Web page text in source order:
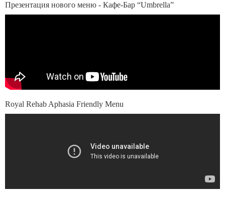
Презентация нового меню - Кафе-Бар “Umbrella”
Royal Rehab Aphasia Friendly Menu